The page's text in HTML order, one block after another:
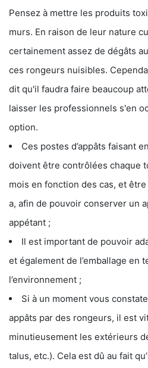
Pensez à mettre les produits
murs. En raison de leur nature
certainement assez de dégâts
ces rongeurs nuisibles.
dit qu'il faudra faire beaucoup
laisser les professionnels s'en
option.
Ces postes d’appâts faisant
doivent être contrôlées chaque
mois en fonction des cas, et
a, afin de pouvoir conserver un
appétant ;
Il est important de pouvoir
et également de l’emballage en
l’environnement ;
Si à un moment vous
appâts par des rongeurs, il est
minutieusement les extérieurs
talus, etc.). Cela est dû au fait